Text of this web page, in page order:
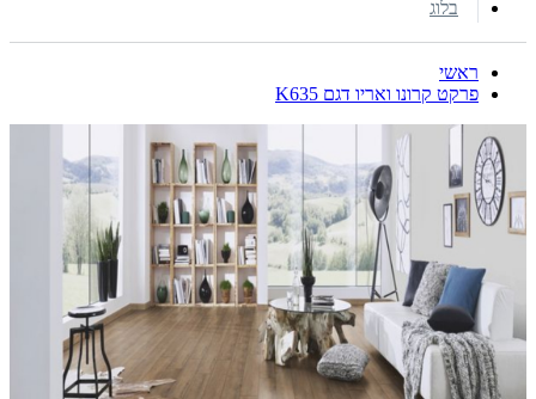
בלוג
ראשי
פרקט קרונו ואריו דגם K635